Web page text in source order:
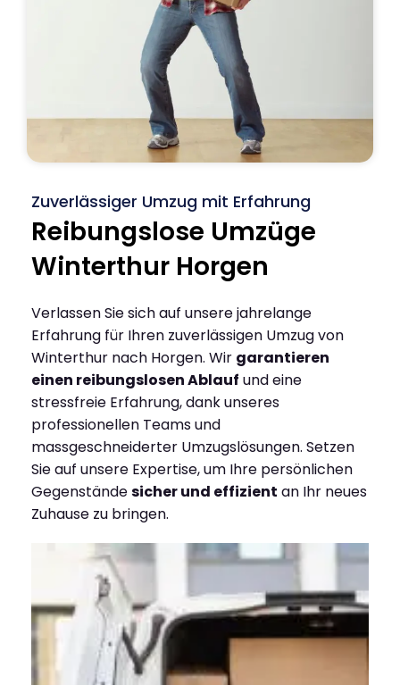
Zuverlässiger Umzug mit Erfahrung
Reibungslose Umzüge
Winterthur Horgen
Verlassen Sie sich auf unsere jahrelange
Erfahrung für Ihren zuverlässigen Umzug von
Winterthur nach Horgen. Wir garantieren
einen reibungslosen Ablauf und eine
stressfreie Erfahrung, dank unseres
professionellen Teams und
massgeschneiderter Umzugslösungen. Setzen
Sie auf unsere Expertise, um Ihre persönlichen
Gegenständesicher und effizient an Ihr neues
Zuhause zu bringen.